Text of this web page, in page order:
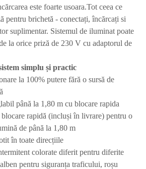
este foarte usoara.Tot ceea ce
pentru brichetă - conectați, încărcați si
suplimentar. Sistemul de iluminat poate
la orice priză de 230 V cu adaptorul de
simplu și practic
la 100% putere fără o sursă de
până la 1,80 m cu blocare rapida
rapidă (incluși în livrare) pentru o
de până la 1,80 m
în toate direcțiile
colorate diferit pentru diferite
pentru siguranța traficului, roșu